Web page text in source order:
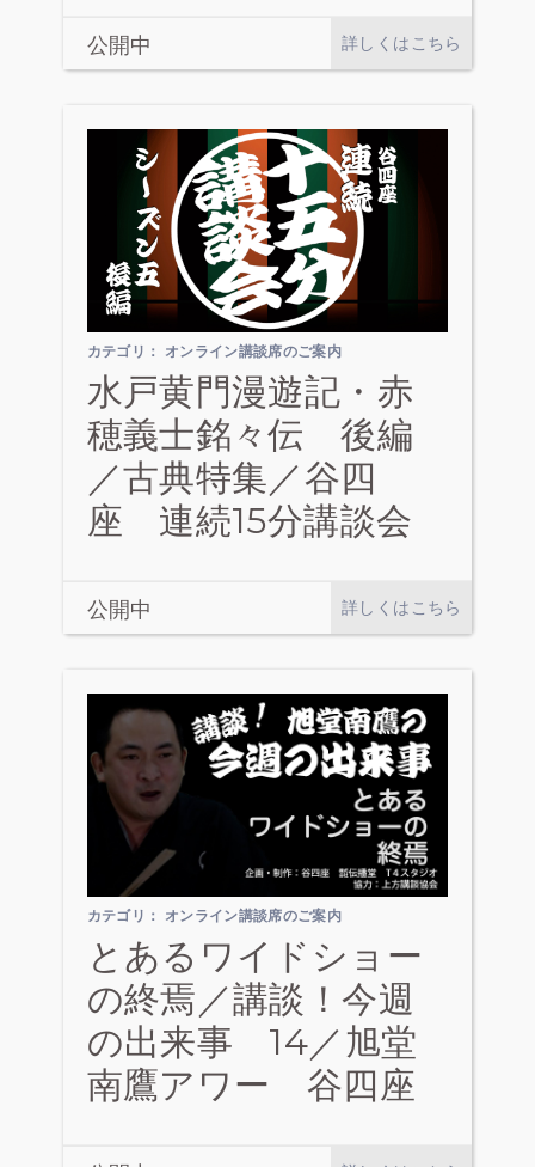
公開中 詳しくはこちら
カテゴリ： オンライン講談席のご案内
水戸黄門漫遊記・赤
穂義士銘々伝 後編
／古典特集／谷四
座 連続15分講談会
公開中 詳しくはこちら
カテゴリ： オンライン講談席のご案内
とあるワイドショー
の終焉／講談！今週
の出来事 14／旭堂
南鷹アワー 谷四座